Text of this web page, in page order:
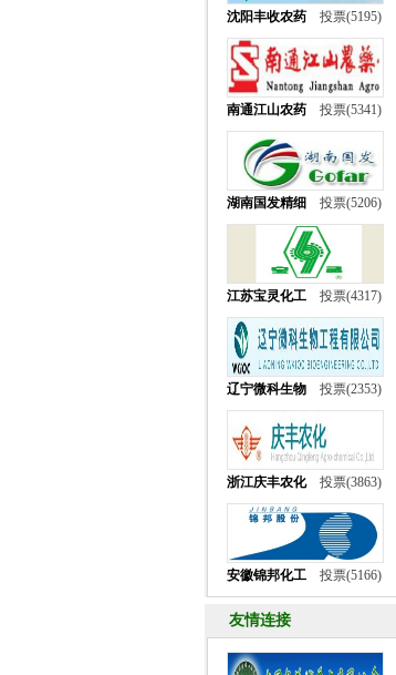
沈阳丰收农药 投票(5195)
南通江山农药 投票(5341)
湖南国发精细 投票(5206)
江苏宝灵化工 投票(4317)
辽宁微科生物 投票(2353)
浙江庆丰农化 投票(3863)
安徽锦邦化工 投票(5166)
友情连接